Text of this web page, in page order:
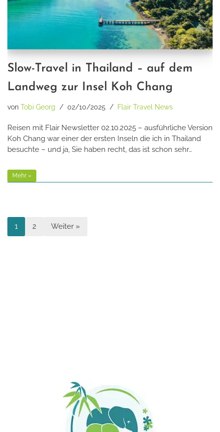
Slow-Travel in Thailand – auf dem
Landweg zur Insel Koh Chang
von Tobi Georg 02/10/2025 Flair Travel News
Reisen mit Flair Newsletter 02.10.2025 – ausführliche Version
Koh Chang war einer der ersten Inseln die ich in Thailand
besuchte – und ja, Sie haben recht, das ist schon sehr…
Mehr »
1 2 Weiter »